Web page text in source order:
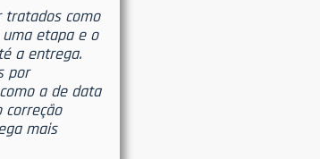
tratados como
etapa e o
a entrega.
por
a de data
mais